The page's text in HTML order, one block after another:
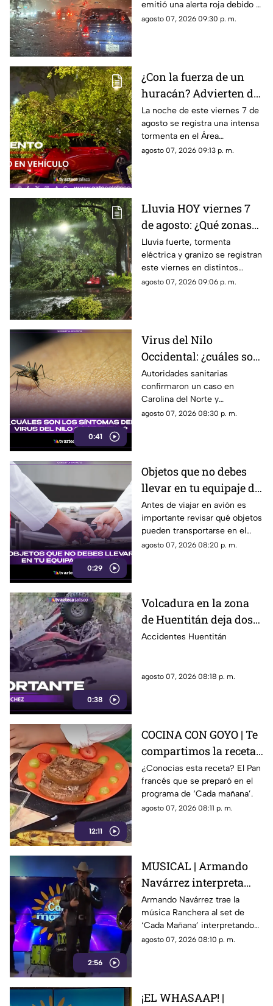
inundaciones
emitió una alerta roja debido a
la fuerte tormenta que se
agosto 07, 2026 09:30 p. m.
¿Con la fuerza de un
huracán? Advierten de
FUERTES RACHAS DE
VIENTO superiores a
los 60 km/h durante
lluvia en Guadalajara
La noche de este viernes 7 de
agosto se registra una intensa
tormenta en el Área
Metropolitana de Guadalajara,
agosto 07, 2026 09:13 p. m.
Lluvia HOY viernes 7
de agosto: ¿Qué zonas
de Guadalajara están
afectadas?
Lluvia fuerte, tormenta
eléctrica y granizo se registran
este viernes en distintos
puntos de Guadalajara y
agosto 07, 2026 09:06 p. m.
0:41
Virus del Nilo
Occidental: ¿cuáles son
los síntomas tras una
picadura de mosquito?
Autoridades sanitarias
confirmaron un caso en
Carolina del Norte y
detectaron el virus en
agosto 07, 2026 08:30 p. m.
0:29
Objetos que no debes
llevar en tu equipaje de
mano y podrían
quitarte en el
aeropuerto
Antes de viajar en avión es
importante revisar qué objetos
pueden transportarse en el
equipaje de mano, ya que
agosto 07, 2026 08:20 p. m.
0:38
Volcadura en la zona
de Huentitán deja dos
personas heridas
Accidentes Huentitán
agosto 07, 2026 08:18 p. m.
12:11
COCINA CON GOYO | Te
compartimos la receta
de un delicioso pan
francés
¿Conocias esta receta? El Pan
francés que se preparó en el
programa de ‘Cada mañana’.
agosto 07, 2026 08:11 p. m.
2:56
MUSICAL | Armando
Navárrez interpreta
'Corazón en modo
Avión' EN VIVO
Armando Navárrez trae la
música Ranchera al set de
‘Cada Mañana’ interpretando
su canción ‘Corazón en modo
agosto 07, 2026 08:10 p. m.
¡EL WHASAAP! |